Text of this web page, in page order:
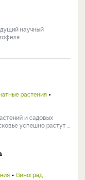
научный
растения
и садовых
успешно растут ...
Виноград